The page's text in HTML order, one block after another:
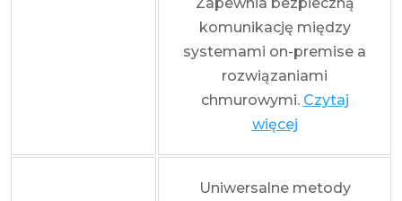
komunikację między
systemami on-premise a
rozwiązaniami
chmurowymi. Czytaj
więcej
Uniwersalne metody